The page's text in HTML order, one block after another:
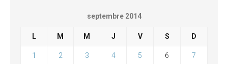
septembre 2014
L M M J V S D
1 2 3 4 5 6 7